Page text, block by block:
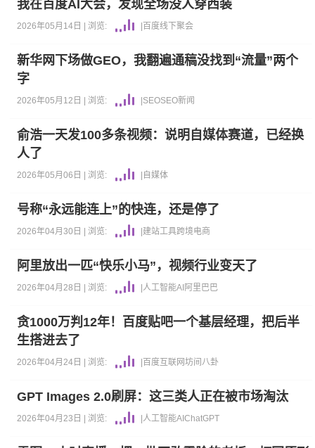
我在百度AI大会，发现全场没人穿西装
2026年05月14日 | 浏览: 百度线下聚会
新华网下场做GEO，我翻遍通稿没找到“流量”两个
字
2026年05月12日 | 浏览: SEOSEO新闻
俞浩一天发100多条视频：说明自媒体赛道，已经换
人了
2026年05月06日 | 浏览: 自媒体
号称“永远能连上”的快连，还是停了
2026年04月30日 | 浏览: 建站工具跨境电商
阿里放出一匹“快乐小马”，视频行业变天了
2026年04月28日 | 浏览: 人工智能AI 阿里巴巴
贪1000万判12年！百度贴吧一个基层经理，把后半
生搭进去了
2026年04月24日 | 浏览: 百度 互联网坊间八卦
GPT Images 2.0刷屏：这三类人正在被市场淘汰
2026年04月23日 | 浏览: 人工智能AIChatGPT